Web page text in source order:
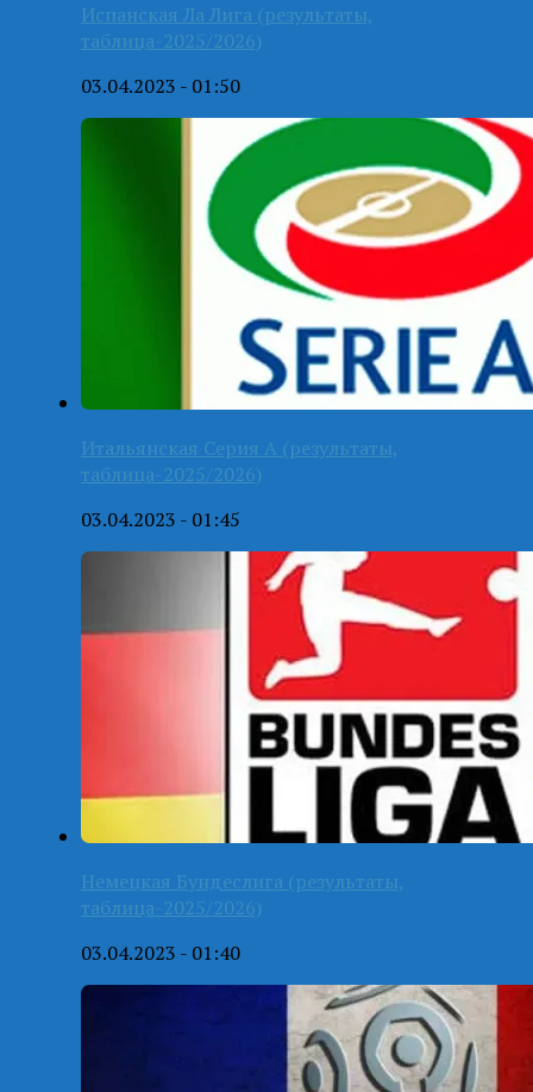
Испанская Ла Лига (результаты,
таблица-2025/2026)
03.04.2023 - 01:50
Итальянская Серия А (результаты,
таблица-2025/2026)
03.04.2023 - 01:45
Немецкая Бундеслига (результаты,
таблица-2025/2026)
03.04.2023 - 01:40